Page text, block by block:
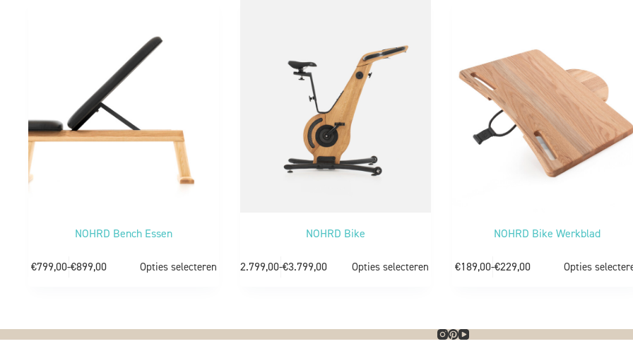
NOHRD Bench Essen
€799,00-€899,00 Opties selecteren
NOHRD Bike
2.799,00-€3.799,00 Opties selecteren
NOHRD Bike Werkblad
€189,00-€229,00 Opties